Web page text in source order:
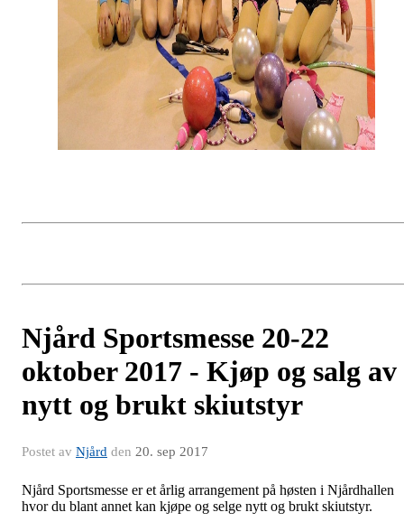
Njård Sportsmesse 20-22
oktober 2017 - Kjøp og salg av
nytt og brukt skiutstyr
Postet av Njård den 20. sep 2017
Njård Sportsmesse er et årlig arrangement på høsten i Njårdhallen
hvor du blant annet kan kjøpe og selge nytt og brukt skiutstyr.